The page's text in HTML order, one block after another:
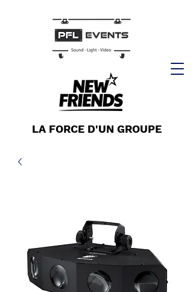
LA FORCE D'UN GROUPE